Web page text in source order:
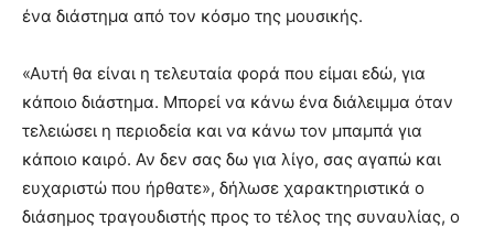
ένα διάστημα από τον κόσμο της μουσικής.
«Αυτή θα είναι η τελευταία φορά που είμαι εδώ, για
κάποιο διάστημα. Μπορεί να κάνω ένα διάλειμμα όταν
τελειώσει η περιοδεία και να κάνω τον μπαμπά για
κάποιο καιρό. Αν δεν σας δω για λίγο, σας αγαπώ και
ευχαριστώ που ήρθατε», δήλωσε χαρακτηριστικά ο
διάσημος τραγουδιστής προς το τέλος της συναυλίας, ο